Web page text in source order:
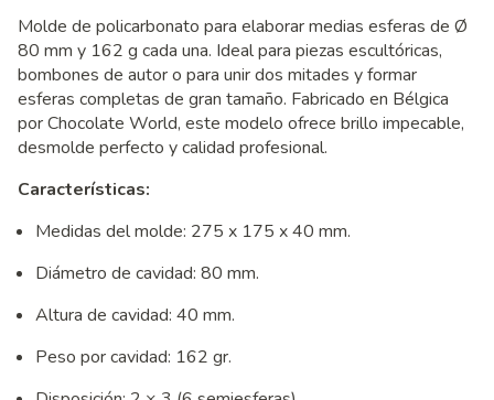
Molde de policarbonato para elaborar medias esferas de Ø
80 mm y 162 g cada una. Ideal para piezas escultóricas,
bombones de autor o para unir dos mitades y formar
esferas completas de gran tamaño. Fabricado en Bélgica
por Chocolate World, este modelo ofrece brillo impecable,
desmolde perfecto y calidad profesional.
Características:
Medidas del molde: 275 x 175 x 40 mm.
Diámetro de cavidad: 80 mm.
Altura de cavidad: 40 mm.
Peso por cavidad: 162 gr.